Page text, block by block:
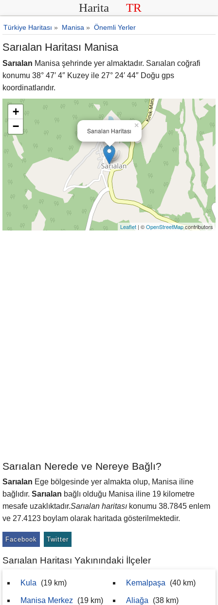
Harita TR
Türkiye Haritası » Manisa » Önemli Yerler
Sarıalan Haritası Manisa
Sarıalan Manisa şehrinde yer almaktadır. Sarıalan coğrafi
konumu 38° 47′ 4″ Kuzey ile 27° 24′ 44″ Doğu gps
koordinatlarıdır.
Sarıalan Haritası
×
+
−
Leaflet | ©OpenStreetMapcontributors
Sarıalan Nerede ve Nereye Bağlı?
Sarıalan Ege bölgesinde yer almakta olup, Manisa iline
bağlıdır. Sarıalan bağlı olduğu Manisa iline 19 kilometre
mesafe uzaklıktadır.Sarıalan haritası konumu 38.7845 enlem
ve 27.4123 boylam olarak haritada gösterilmektedir.
Facebook Twitter
Sarıalan Haritası Yakınındaki İlçeler
Kula (19 km)
Manisa Merkez (19 km)
Kemalpaşa (40 km)
Aliağa (38 km)